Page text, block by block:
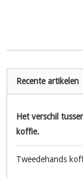
Recente artikelen
Het verschil
koffie.
Tweedehands